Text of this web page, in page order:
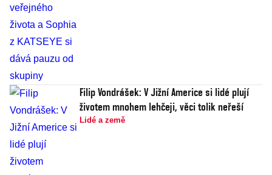
Filip Vondrášek: V Jižní Americe si lidé plují
životem mnohem lehčeji, věci tolik neřeší
Lidé a země